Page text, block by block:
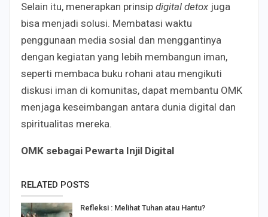
Selain itu, menerapkan prinsip digital detox juga
bisa menjadi solusi. Membatasi waktu
penggunaan media sosial dan menggantinya
dengan kegiatan yang lebih membangun iman,
seperti membaca buku rohani atau mengikuti
diskusi iman di komunitas, dapat membantu OMK
menjaga keseimbangan antara dunia digital dan
spiritualitas mereka.
OMK sebagai Pewarta Injil Digital
RELATED POSTS
Refleksi : Melihat Tuhan atau Hantu?